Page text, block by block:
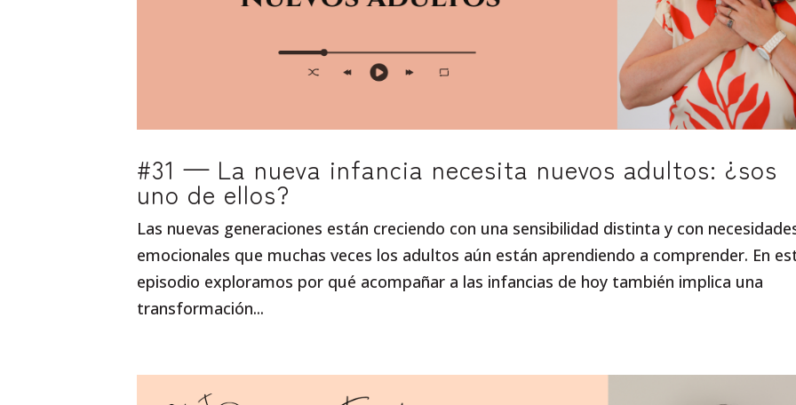
#31 — La nueva infancia necesita nuevos adultos: ¿sos
uno de ellos?
Las nuevas generaciones están creciendo con una sensibilidad distinta y con
emocionales que muchas veces los adultos aún están aprendiendo a comprender. En
episodio exploramos por qué acompañar a las infancias de hoy también implica una
transformación...